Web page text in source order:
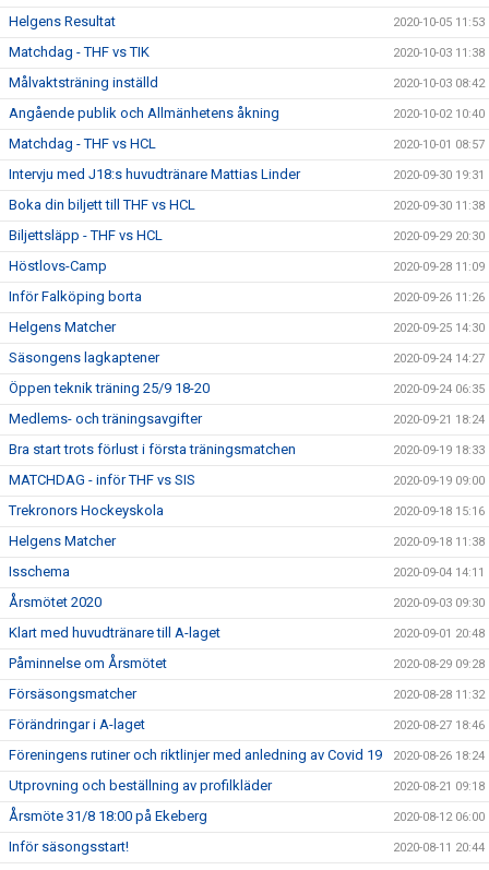
Helgens Resultat 2020-10-05 11:53
Matchdag - THF vs TIK 2020-10-03 11:38
Målvaktsträning inställd 2020-10-03 08:42
Angående publik och Allmänhetens åkning 2020-10-02 10:40
Matchdag - THF vs HCL 2020-10-01 08:57
Intervju med J18:s huvudtränare Mattias Linder 2020-09-30 19:31
Boka din biljett till THF vs HCL 2020-09-30 11:38
Biljettsläpp - THF vs HCL 2020-09-29 20:30
Höstlovs-Camp 2020-09-28 11:09
Inför Falköping borta 2020-09-26 11:26
Helgens Matcher 2020-09-25 14:30
Säsongens lagkaptener 2020-09-24 14:27
Öppen teknik träning 25/9 18-20 2020-09-24 06:35
Medlems- och träningsavgifter 2020-09-21 18:24
Bra start trots förlust i första träningsmatchen 2020-09-19 18:33
MATCHDAG - inför THF vs SIS 2020-09-19 09:00
Trekronors Hockeyskola 2020-09-18 15:16
Helgens Matcher 2020-09-18 11:38
Isschema 2020-09-04 14:11
Årsmötet 2020 2020-09-03 09:30
Klart med huvudtränare till A-laget 2020-09-01 20:48
Påminnelse om Årsmötet 2020-08-29 09:28
Försäsongsmatcher 2020-08-28 11:32
Förändringar i A-laget 2020-08-27 18:46
Föreningens rutiner och riktlinjer med anledning av Covid 19 2020-08-26 18:24
Utprovning och beställning av profilkläder 2020-08-21 09:18
Årsmöte 31/8 18:00 på Ekeberg 2020-08-12 06:00
Inför säsongsstart! 2020-08-11 20:44